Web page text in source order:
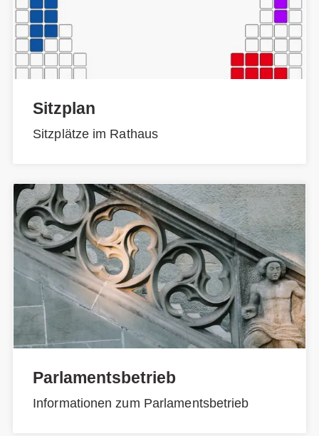
Sitzplan
Sitzplätze im Rathaus
Parlamentsbetrieb
Informationen zum Parlamentsbetrieb